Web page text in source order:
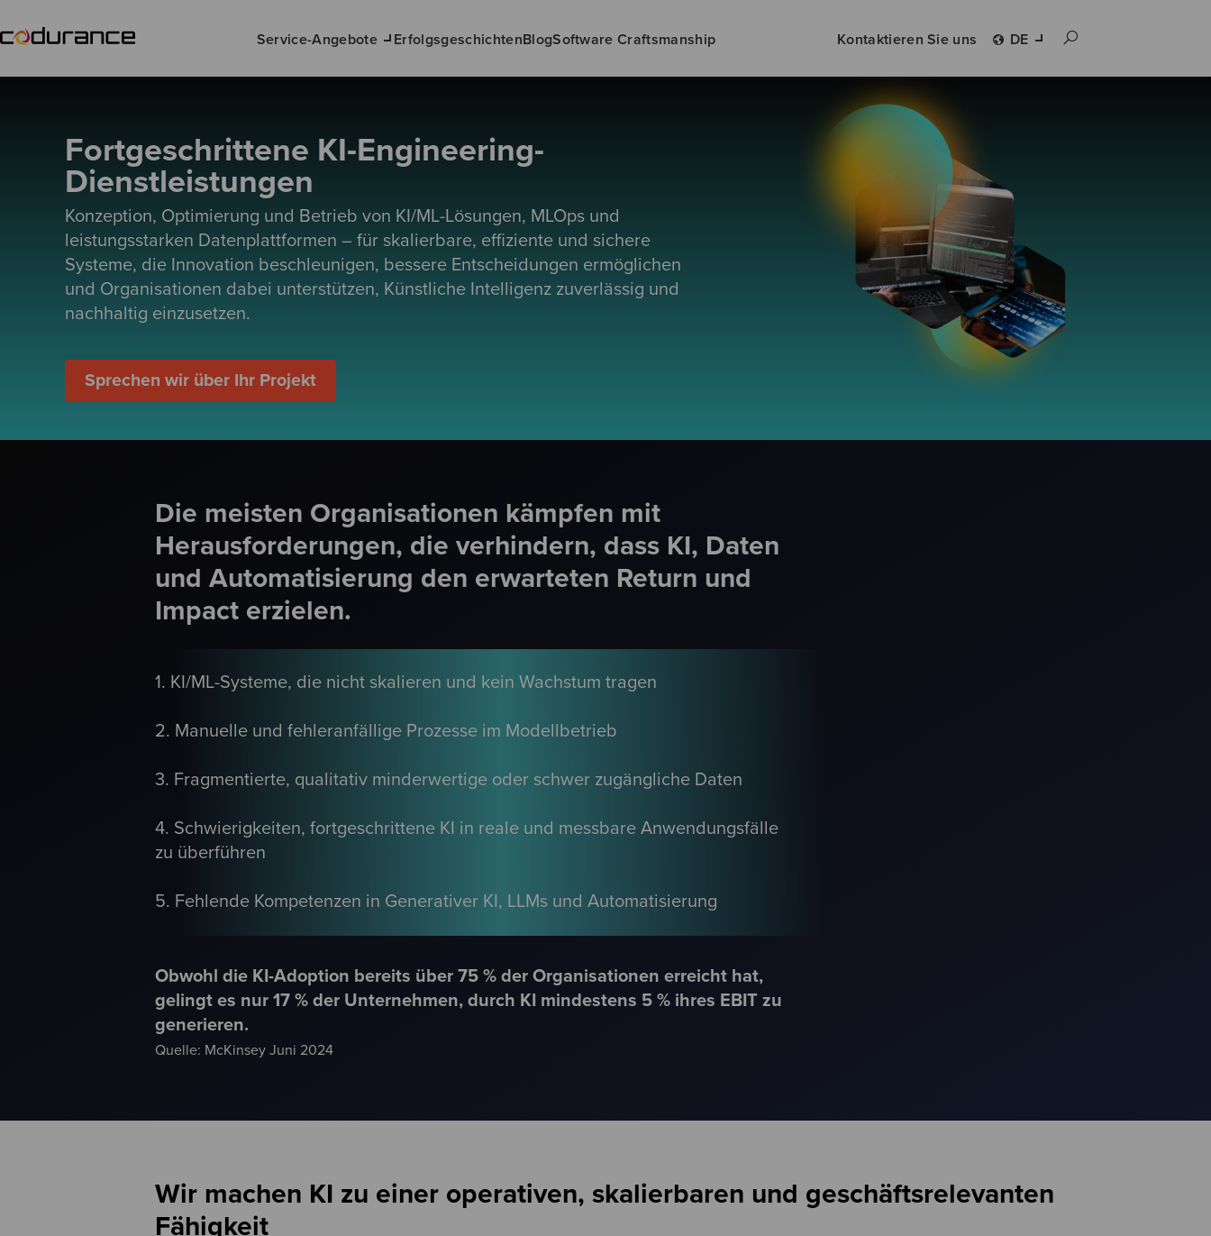
Service-Angebote ErfolgsgeschichtenBlogSoftware Craftsmanship Kontaktieren Sie uns DE
Fortgeschrittene KI-Engineering-
Dienstleistungen
Konzeption, Optimierung und Betrieb von KI/ML-Lösungen, MLOps und
leistungsstarken Datenplattformen – für skalierbare, effiziente und sichere
Systeme, die Innovation beschleunigen, bessere Entscheidungen ermöglichen
und Organisationen dabei unterstützen, Künstliche Intelligenz zuverlässig und
nachhaltig einzusetzen.
Sprechen wir über Ihr Projekt
Die meisten Organisationen kämpfen mit
Herausforderungen, die verhindern, dass KI, Daten
und Automatisierung den erwarteten Return und
Impact erzielen.
1. KI/ML-Systeme, die nicht skalieren und kein Wachstum tragen
2. Manuelle und fehleranfällige Prozesse im Modellbetrieb
3. Fragmentierte, qualitativ minderwertige oder schwer zugängliche Daten
4. Schwierigkeiten, fortgeschrittene KI in reale und messbare Anwendungsfälle
zu überführen
5. Fehlende Kompetenzen in Generativer KI, LLMs und Automatisierung
Obwohl die KI-Adoption bereits über 75 % der Organisationen erreicht hat,
gelingt es nur 17 % der Unternehmen, durch KI mindestens 5 % ihres EBIT zu
generieren.
Quelle: McKinsey Juni 2024
Wir machen KI zu einer operativen, skalierbaren und geschäftsrelevanten
Fähigkeit